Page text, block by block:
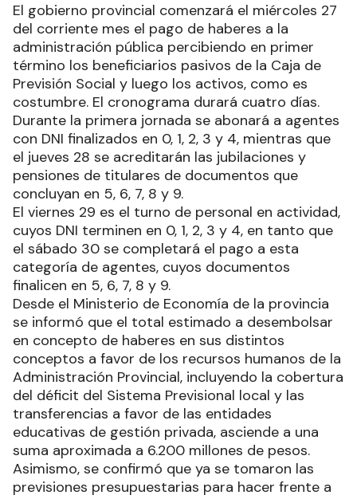
El gobierno provincial comenzará el miércoles 27
del corriente mes el pago de haberes a la
administración pública percibiendo en primer
término los beneficiarios pasivos de la Caja de
Previsión Social y luego los activos, como es
costumbre. El cronograma durará cuatro días.
Durante la primera jornada se abonará a agentes
con DNI finalizados en 0, 1, 2, 3 y 4, mientras que
el jueves 28 se acreditarán las jubilaciones y
pensiones de titulares de documentos que
concluyan en 5, 6, 7, 8 y 9.
El viernes 29 es el turno de personal en actividad,
cuyos DNI terminen en 0, 1, 2, 3 y 4, en tanto que
el sábado 30 se completará el pago a esta
categoría de agentes, cuyos documentos
finalicen en 5, 6, 7, 8 y 9.
Desde el Ministerio de Economía de la provincia
se informó que el total estimado a desembolsar
en concepto de haberes en sus distintos
conceptos a favor de los recursos humanos de la
Administración Provincial, incluyendo la cobertura
del déficit del Sistema Previsional local y las
transferencias a favor de las entidades
educativas de gestión privada, asciende a una
suma aproximada a 6.200 millones de pesos.
Asimismo, se confirmó que ya se tomaron las
previsiones presupuestarias para hacer frente a